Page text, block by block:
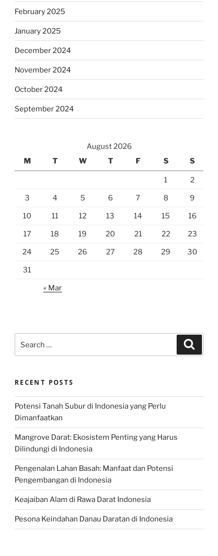
February 2025
January 2025
December 2024
November 2024
October 2024
September 2024
August 2026
M
T W T F S S
1 2
3 4 5 6 7 8 9
10 11 12 13 14 15 16
17 18 19 20 21 22 23
24 25 26 27 28 29 30
31
« Mar
for:
RECENT POSTS
Potensi Tanah Subur di Indonesia yang Perlu
Dimanfaatkan
Mangrove Darat: Ekosistem Penting yang Harus
Dilindungi di Indonesia
Pengenalan Lahan Basah: Manfaat dan Potensi
Pengembangan di Indonesia
Keajaiban Alam di Rawa Darat Indonesia
Pesona Keindahan Danau Daratan di Indonesia